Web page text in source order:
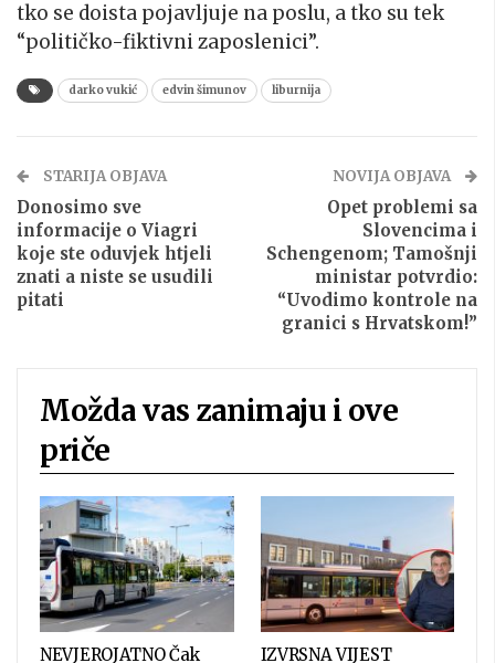
tko se doista pojavljuje na poslu, a tko su tek
“političko-fiktivni zaposlenici”.
darko vukić edvin šimunov liburnija
STARIJA OBJAVA
Donosimo sve
informacije o Viagri
koje ste oduvjek htjeli
znati a niste se usudili
pitati
NOVIJA OBJAVA
Opet problemi sa
Slovencima i
Schengenom; Tamošnji
ministar potvrdio:
“Uvodimo kontrole na
granici s Hrvatskom!”
Možda vas zanimaju i ove
priče
NEVJEROJATNO Čak IZVRSNA VIJEST